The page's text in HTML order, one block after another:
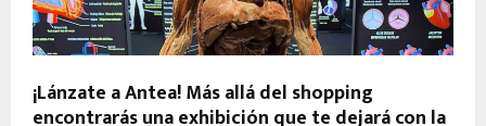
¡Lánzate a Antea! Más allá del shopping
encontrarás una exhibición que te dejará con la